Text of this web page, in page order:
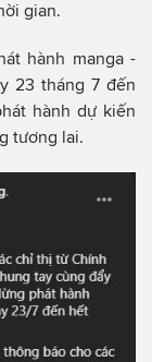
gian.
hành manga -
23 tháng 7 đến
hành dự kiến
tương lai.